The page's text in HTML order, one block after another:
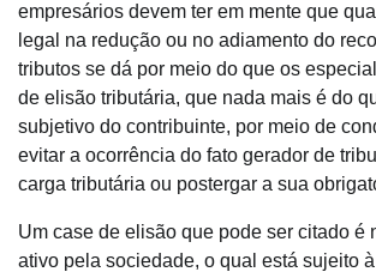
empresários devem ter em mente que
legal na redução ou no adiamento do
tributos se dá por meio do que os
de elisão tributária, que nada mais é do
subjetivo do contribuinte, por meio de
evitar a ocorrência do fato gerador de
carga tributária ou postergar a sua
Um case de elisão que pode ser citado é
ativo pela sociedade, o qual está sujeito